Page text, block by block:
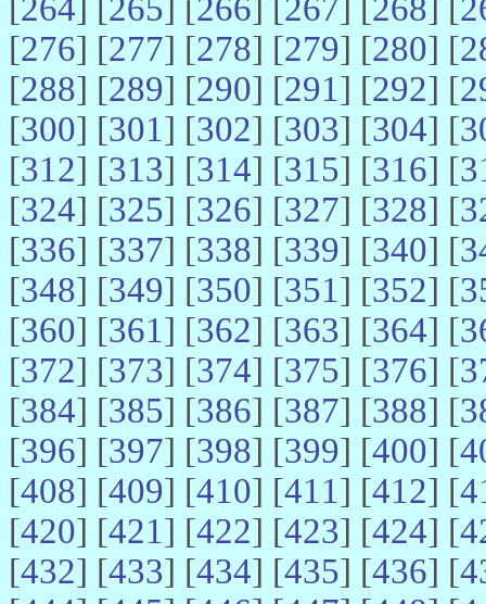
[264] [265] [266] [267] [268] [
[276] [277] [278] [279] [280] [
[288] [289] [290] [291] [292] [
[300] [301] [302] [303] [304] [
[312] [313] [314] [315] [316] [
[324] [325] [326] [327] [328] [
[336] [337] [338] [339] [340] [
[348] [349] [350] [351] [352] [
[360] [361] [362] [363] [364] [
[372] [373] [374] [375] [376] [
[384] [385] [386] [387] [388] [
[396] [397] [398] [399] [400] [
[408] [409] [410] [411] [412] [
[420] [421] [422] [423] [424] [
[432] [433] [434] [435] [436] [